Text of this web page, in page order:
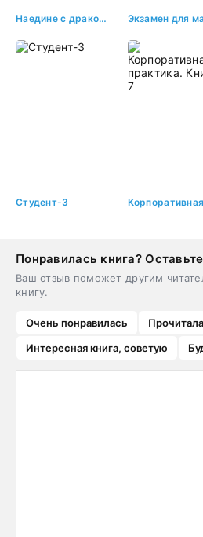
Наедине с драконом. Выпускной экзамен для вредной парочки
Студент-3
Понравилась книга?
Ваш отзыв поможет другим
книгу.
Очень понравилась
Интересная книга, советую